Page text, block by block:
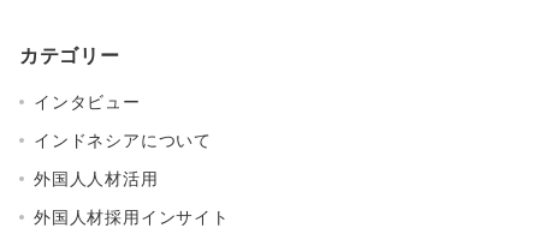
カテゴリー
インタビュー
インドネシアについて
外国人人材活用
外国人材採用インサイト